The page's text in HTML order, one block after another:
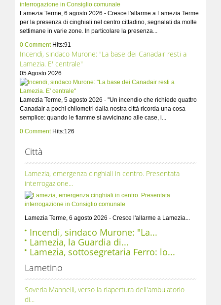
Lamezia Terme, 6 agosto 2026 - Cresce l'allarme a Lamezia Terme
per la presenza di cinghiali nel centro cittadino, segnalati da molte
settimane in varie zone. In particolare la presenza...
0 Comment Hits:91
Incendi, sindaco Murone: "La base dei Canadair resti a
Lamezia. E' centrale"
05 Agosto 2026
Lamezia Terme, 5 agosto 2026 - "Un incendio che richiede quattro
Canadair a pochi chilometri dalla nostra città ricorda una cosa
semplice: quando le fiamme si avvicinano alle case, i...
0 Comment Hits:126
Città
Lamezia, emergenza cinghiali in centro. Presentata
interrogazione...
Lamezia Terme, 6 agosto 2026 - Cresce l'allarme a Lamezia...
Incendi, sindaco Murone: "La...
Lamezia, la Guardia di...
Lamezia, sottosegretaria Ferro: lo...
Lametino
Soveria Mannelli, verso la riapertura dell'ambulatorio
di...